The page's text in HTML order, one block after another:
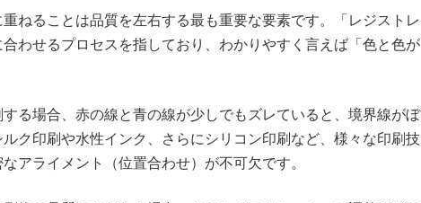
ねることは品質を左右する最も重要な要素です。「レジストレ
わせるプロセスを指しており、わかりやすく言えば「色と色が
る場合、赤の線と青の線が少しでもズレていると、境界線がぼ
ク印刷や水性インク、さらにシリコン印刷など、様々な印刷技
アライメント（位置合わせ）が不可欠です。